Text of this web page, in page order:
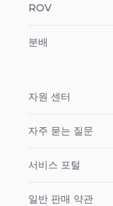
ROV
분배
자원 센터
자주 묻는 질문
서비스 포털
일반 판매 약관